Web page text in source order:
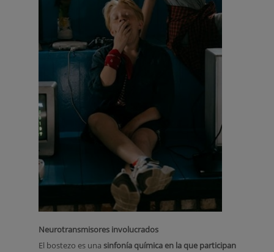
Neurotransmisores involucrados
El bostezo es una sinfonía química en la que participan